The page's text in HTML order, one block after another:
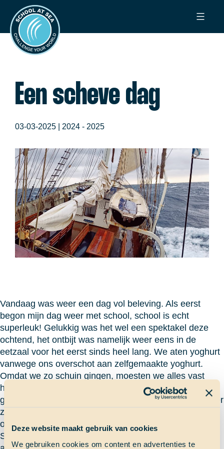
Deze website maakt gebruik van cookies
We gebruiken cookies om content en advertenties te
naar
inhoud
School
at
Sea
Een scheve dag
03-03-2025 | 2024 - 2025
Vandaag was weer een dag vol beleving. Als eerst
begon mijn dag weer met school, school is echt
superleuk! Gelukkig was het wel een spektakel deze
ochtend, het ontbijt was namelijk weer eens in de
eetzaal voor het eerst sinds heel lang. We aten yoghurt
vanwege ons overschot aan zelfgemaakte yoghurt.
Omdat we zo schuin gingen, moesten we alles vast
houden. Iedereen moest zijn eigen bakje dus in de
gaten houden, dit gaat natuurlijk niet altijd even goed, er
zijn dus wel jammer genoeg een paar bakjes yoghurt
omgegaan.
Schooltijd was in geen tijd voorbij, toen hadden we